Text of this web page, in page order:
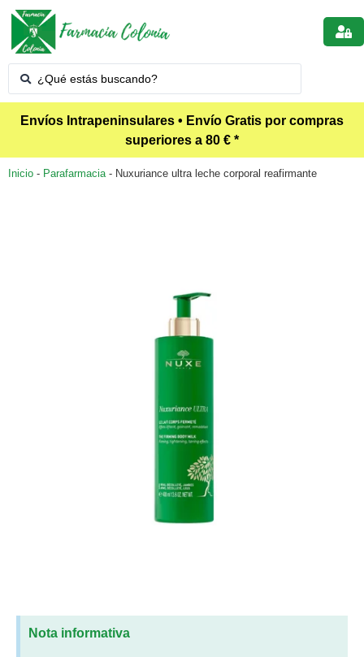
Envíos Intrapeninsulares • Envío Gratis por compras
superiores a 80 € *
Inicio - Parafarmacia- Nuxuriance ultra leche corporal reafirmante
Nota informativa